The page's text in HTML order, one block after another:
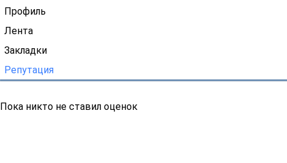
Профиль
Лента
Закладки
Репутация
Пока никто не ставил оценок